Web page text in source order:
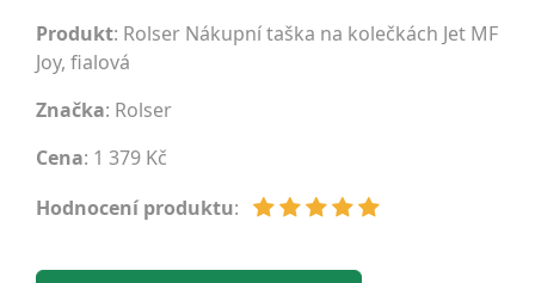
Produkt: Rolser Nákupní taška na kolečkách Jet MF
Joy, fialová
Značka: Rolser
Cena: 1 379 Kč
Hodnocení produktu: